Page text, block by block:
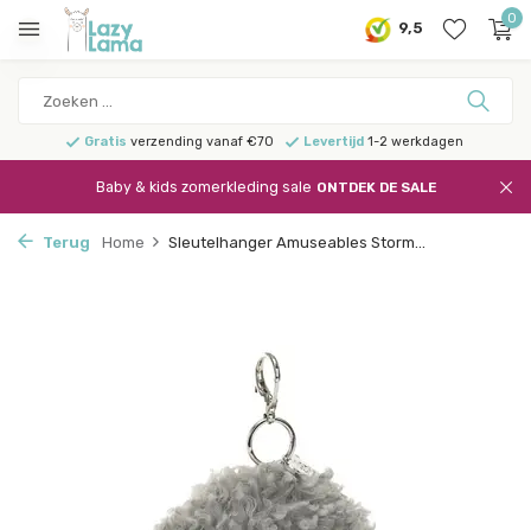
9,5
0
Gratis verzending vanaf €70 Levertijd1-2 werkdagen
Baby & kids zomerkleding sale ONTDEK DE SALE
Terug Home Sleutelhanger Amuseables Storm...